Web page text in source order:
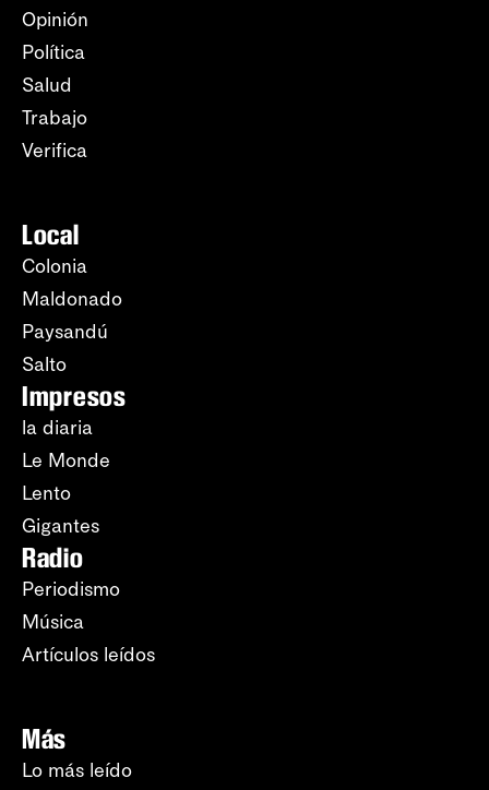
Opinión
Política
Salud
Trabajo
Verifica
Local
Colonia
Maldonado
Paysandú
Salto
Impresos
la diaria
Le Monde
Lento
Gigantes
Radio
Periodismo
Música
Artículos leídos
Más
Lo más leído